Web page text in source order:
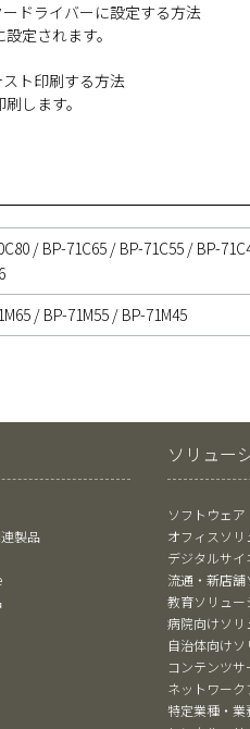
ドライバーに設定する方法
定されます。
ト印刷する方法
します。
/ BP-71C65 / BP-71C55 / BP-
/ BP-71M55 / BP-71M45
製品
ソリュー
ソフトウェア
オフィスソリ
デジタルサイ
流通・新店
教育ソリュー
病院向けソリ
自治体向け
コンテンツサ
ネットワーク
特定業種・業